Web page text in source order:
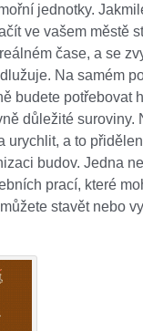
jednotky.
ve vašem městě
čase, a se
Na samém
budete potřebovat
důležité suroviny.
urychlit, a to
budov. Jedna
prací, které
stavět nebo